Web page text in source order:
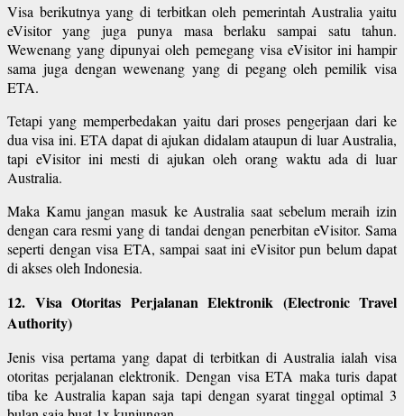
Visa berikutnya yang di terbitkan oleh pemerintah Australia yaitu
eVisitor yang juga punya masa berlaku sampai satu tahun.
Wewenang yang dipunyai oleh pemegang visa eVisitor ini hampir
sama juga dengan wewenang yang di pegang oleh pemilik visa
ETA.
Tetapi yang memperbedakan yaitu dari proses pengerjaan dari ke
dua visa ini. ETA dapat di ajukan didalam ataupun di luar Australia,
tapi eVisitor ini mesti di ajukan oleh orang waktu ada di luar
Australia.
Maka Kamu jangan masuk ke Australia saat sebelum meraih izin
dengan cara resmi yang di tandai dengan penerbitan eVisitor. Sama
seperti dengan visa ETA, sampai saat ini eVisitor pun belum dapat
di akses oleh Indonesia.
12. Visa Otoritas Perjalanan Elektronik (Electronic Travel
Authority)
Jenis visa pertama yang dapat di terbitkan di Australia ialah visa
otoritas perjalanan elektronik. Dengan visa ETA maka turis dapat
tiba ke Australia kapan saja tapi dengan syarat tinggal optimal 3